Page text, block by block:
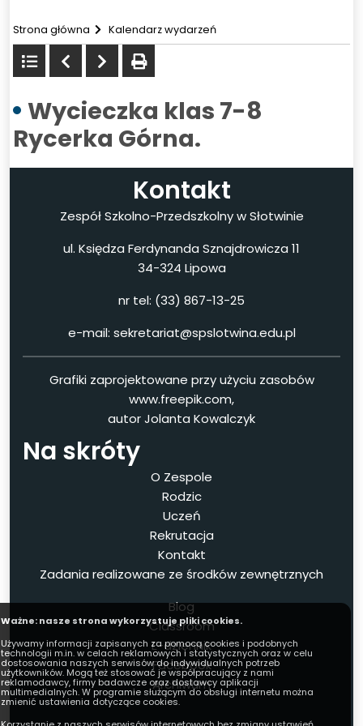
Strona główna Kalendarz wydarzeń
Powrót
do
listy
Poprzedni
Następny
drukuj
Wycieczka klas 7-8
Rycerka Górna.
Kontakt
Zespół Szkolno-Przedszkolny w Słotwinie
ul. Księdza Ferdynanda Sznajdrowicza 11
34-324 Lipowa
nr tel: (33) 867-13-25
e-mail: sekretariat@spslotwina.edu.pl
Grafiki zaprojektowane przy użyciu zasobów
www.freepik.com,
autor Jolanta Kowalczyk
Na skróty
O Zespole
Rodzic
Uczeń
Rekrutacja
Kontakt
Zadania realizowane ze środków zewnętrznych
Blog
Classroom
E-dziennik
Facebook
Archiwum
Ważne: nasze strona wykorzystuje pliki cookies.
Używamy informacji zapisanych za pomocą cookies i podobnych
technologii m.in. w celach reklamowych i statystycznych oraz w celu
dostosowania naszych serwisów do indywidualnych potrzeb
użytkowników. Mogą też stosować je współpracujący z nami
reklamodawcy, firmy badawcze oraz dostawcy aplikacji
multimedialnych. W programie służącym do obsługi internetu można
zmienić ustawienia dotyczące cookies.